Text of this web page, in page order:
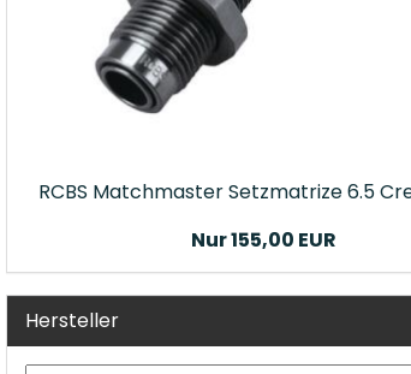
RCBS Matchmaster Setzmatrize 6.5
Nur 155,00 EUR
Hersteller